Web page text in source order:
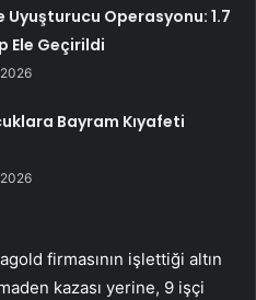
Uyuşturucu Operasyonu: 1.7
Ele Geçirildi
Bayram Kıyafeti
firmasının işlettiği altın
kazası yerine, 9 işçi